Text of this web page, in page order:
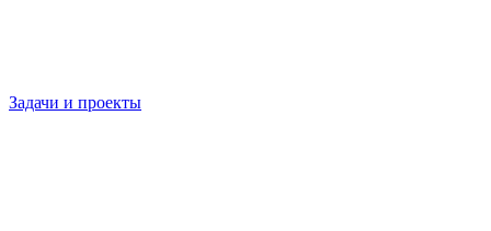
Задачи и проекты